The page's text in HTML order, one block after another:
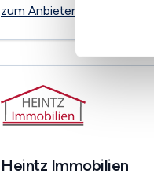
zum Anbieter
Heintz Immobilien